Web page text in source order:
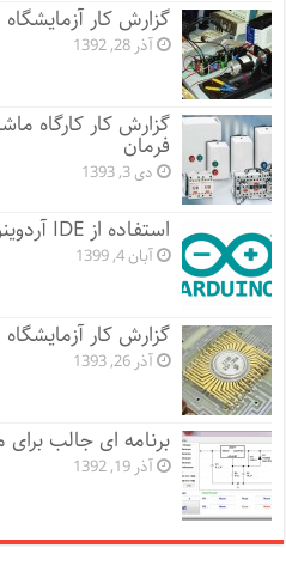
گزارش کار
آذر 28, 1392
گزارش کار کارگاه
فرمان
دی 3, 1393
استفاده از IDE آردوینو
آبان 4, 1399
گزارش کار
آذر 26, 1393
برنامه ای جالب برای
آذر 19, 1392